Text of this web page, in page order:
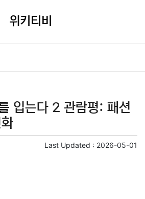
위키티비
입는다 2 관람평: 패션
Last Updated : 2026-05-01